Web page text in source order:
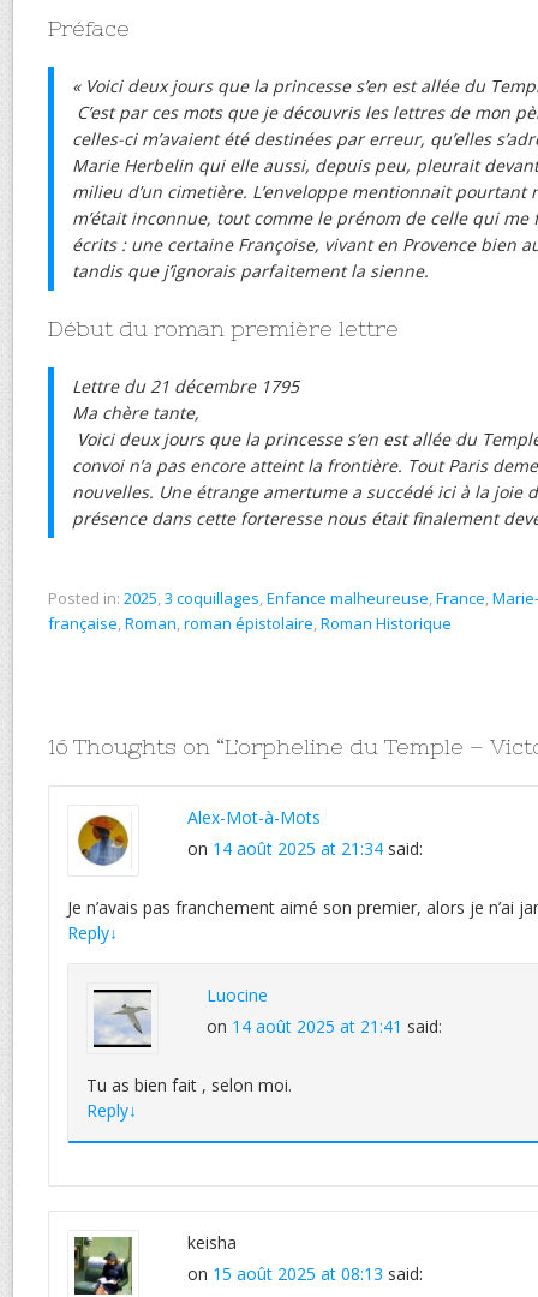
Préface
« Voici deux jours que la princesse s’en est allée du
C’est par ces mots que je découvris les lettres de mon
celles-ci m’avaient été destinées par erreur, qu’elles
Marie Herbelin qui elle aussi, depuis peu, pleurait
milieu d’un cimetière. L’enveloppe mentionnait pourtant
m’était inconnue, tout comme le prénom de celle qui me
écrits : une certaine Françoise, vivant en Provence bien
tandis que j’ignorais parfaitement la sienne.
Début du roman première lettre
Lettre du 21 décembre 1795
Ma chère tante,
Voici deux jours que la princesse s’en est allée du
convoi n’a pas encore atteint la frontière. Tout Paris
nouvelles. Une étrange amertume a succédé ici à la joie
présence dans cette forteresse nous était finalement
Posted in: 2025,3 coquillages,Enfance malheureuse,France,
française,Roman,roman épistolaire,Roman Historique
16 Thoughts on “L’orpheline du Temple –
Alex-Mot-à-Mots
on 14 août 2025 at 21:34 said:
Je n’avais pas franchement aimé son premier, alors je n’ai
Reply↓
Luocine
on 14 août 2025 at 21:41 said:
Tu as bien fait , selon moi.
Reply↓
keisha
on 15 août 2025 at 08:13 said: